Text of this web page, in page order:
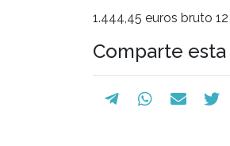
1.444,45 euros bruto
Comparte